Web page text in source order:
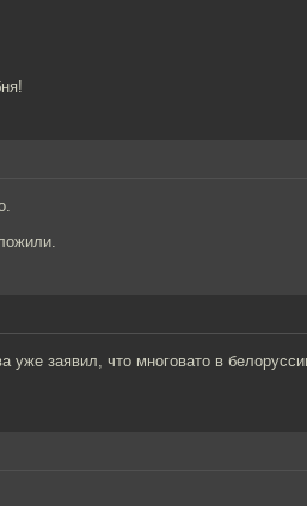
заявил, что многовато в